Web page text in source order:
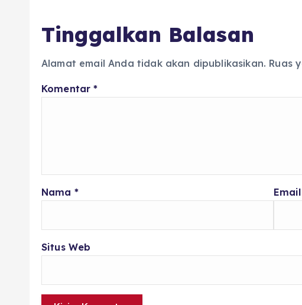
Tinggalkan Balasan
Alamat email Anda tidak akan dipublikasikan. Ruas
Komentar*
Nama * Email
Situs Web